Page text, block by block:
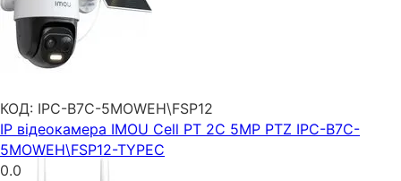
КОД: IPC-B7C-5MOWEH\FSP12
IP відеокамера IMOU Cell PT 2C 5MP PTZ IPC-B7C-
5MOWEH\FSP12-TYPEC
0.0